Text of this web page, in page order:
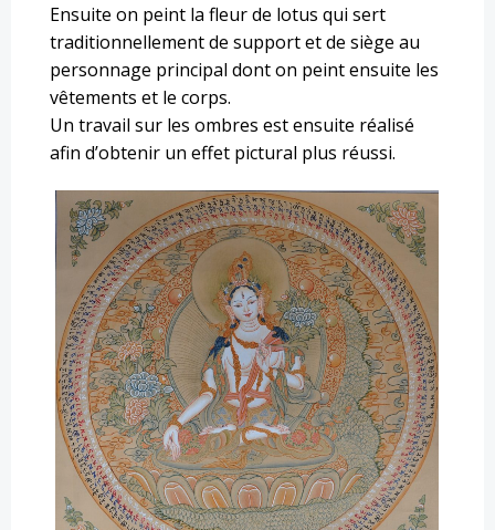
Ensuite on peint la fleur de lotus qui sert
traditionnellement de support et de siège au
personnage principal dont on peint ensuite les
vêtements et le corps.
Un travail sur les ombres est ensuite réalisé
afin d’obtenir un effet pictural plus réussi.